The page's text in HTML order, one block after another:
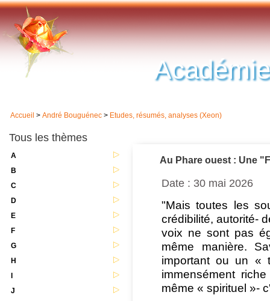
Accueil > André Bouguénec > Etudes, résumés, analyses (Xeon)
Tous les thèmes
A
B
C
D
E
F
G
H
J
Au Phare ouest : Une
Date : 30 mai 2026
"Mais toutes les
crédibilité, autorité-
voix ne sont pas
même manière.
important ou un «
immensément
même « spirituel »-